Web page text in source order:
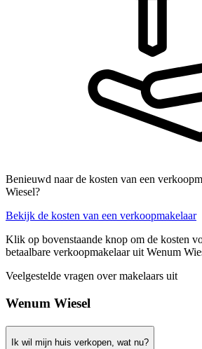
Benieuwd naar de kosten van een
Wiesel?
Bekijk de kosten van een verkoopmakelaar
Klik op bovenstaande knop om de kosten
betaalbare verkoopmakelaar uit Wenum
Veelgestelde vragen over makelaars uit
Wenum Wiesel
Ik wil mijn huis verkopen, wat nu?